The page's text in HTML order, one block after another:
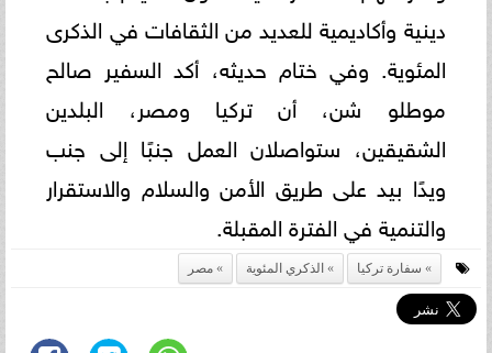
دينية وأكاديمية للعديد من ‏الثقافات في الذكرى
المئوية. وفي ختام حديثه، أكد السفير صالح
موطلو شن، أن تركيا ومصر، البلدين
الشقيقين، ستواصلان ‏العمل جنبًا إلى جنب
ويدًا بيد على طريق الأمن والسلام والاستقرار
والتنمية في الفترة المقبلة.‏
سفارة تركيا الذكري المئوية مصر